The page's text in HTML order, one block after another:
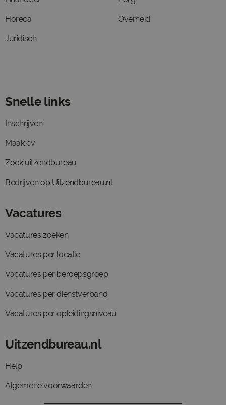
Horeca
Juridisch
Overheid
Snelle links
Inschrijven
Maak cv
Zoek uitzendbureau
Bedrijven op Uitzendbureau.nl
Vacatures
Vacatures zoeken
Vacatures per locatie
Vacatures per beroepsgroep
Vacatures per dienstverband
Vacatures per opleidingsniveau
Uitzendbureau.nl
Help
Algemene voorwaarden